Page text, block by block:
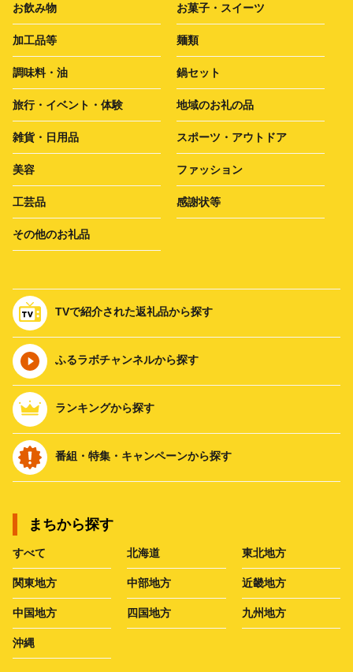
お飲み物 お菓子・スイーツ
加工品等 麺類
調味料・油 鍋セット
旅行・イベント・体験 地域のお礼の品
雑貨・日用品 スポーツ・アウトドア
美容 ファッション
工芸品 感謝状等
その他のお礼品
TVで紹介された返礼品から探す
ふるラボチャンネルから探す
ランキングから探す
番組・特集・キャンペーンから探す
まちから探す
すべて 北海道 東北地方
関東地方 中部地方 近畿地方
中国地方 四国地方 九州地方
沖縄